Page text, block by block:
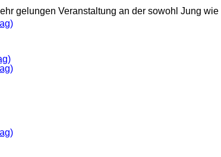
gelungen Veranstaltung an der sowohl Jung